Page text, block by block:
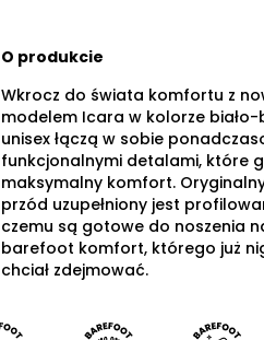
O produkcie
Wkrocz do świata komfortu z
modelem Icara w kolorze biało-
unisex łączą w sobie
funkcjonalnymi detalami, które
maksymalny komfort.
przód uzupełniony jest
czemu są gotowe do noszenia
barefoot komfort, którego już
chciał zdejmować.